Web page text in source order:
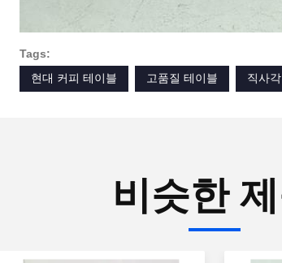
Tags:
현대 커피 테이블
고품질 테이블 직사
비슷한